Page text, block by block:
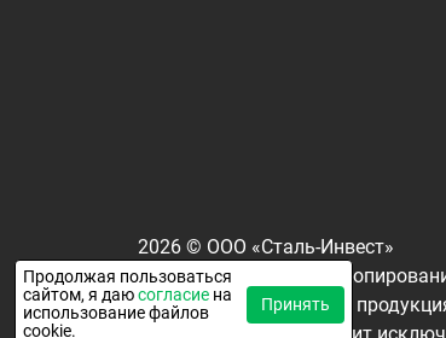
2026 © ООО «Сталь-Инвест»
Все права защищены.
Окончательная цена на
Продолжая пользоваться
сайтом, я даюсогласие на
использование файлов
cookie.
Принять